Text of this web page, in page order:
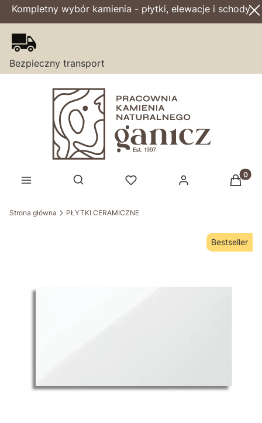
Kompletny wybór kamienia - płytki, elewacje i schody
Bezpieczny transport
Otwórz wyszukiwarkę
Strona główna PŁYTKI CERAMICZNE
Bestseller